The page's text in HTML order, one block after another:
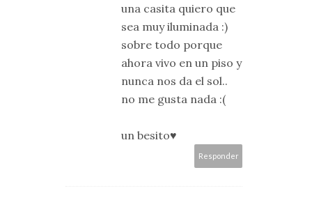
una casita quiero que
sea muy iluminada :)
sobre todo porque
ahora vivo en un piso y
nunca nos da el sol..
no me gusta nada :(
un besito♥
Responder